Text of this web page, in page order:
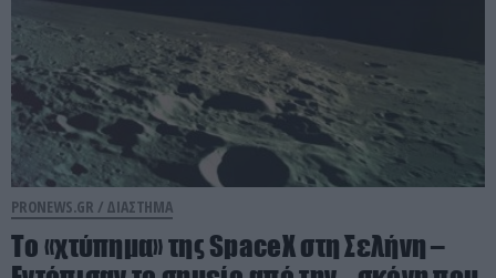
PRONEWS.GR / ΔΙΑΣΤΗΜΑ
Το «χτύπημα» της SpaceX στη Σελήνη –